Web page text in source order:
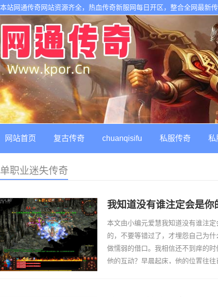
本站网通传奇网站资源齐全，热血传奇新服网每日开区，整合全网最新
网站首页 复古传奇 chuanqisifu 私服传奇 私
单职业迷失传奇
我知道没有谁注定会是你
本文由小编元爱慧我知道没有谁注
的，不要等错过了，才埋怨自己为
做懦弱的借口。我相信还不到痒的
他的互动？早晨起床，他的位置往